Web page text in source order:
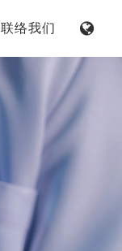
联络我们